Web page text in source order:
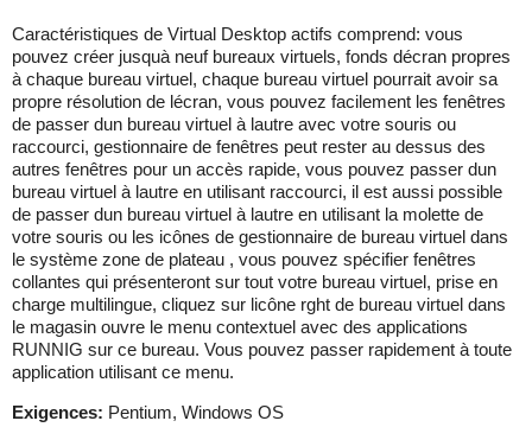
Caractéristiques de Virtual Desktop actifs comprend: vous
pouvez créer jusquà neuf bureaux virtuels, fonds décran propres
à chaque bureau virtuel, chaque bureau virtuel pourrait avoir sa
propre résolution de lécran, vous pouvez facilement les fenêtres
de passer dun bureau virtuel à lautre avec votre souris ou
raccourci, gestionnaire de fenêtres peut rester au dessus des
autres fenêtres pour un accès rapide, vous pouvez passer dun
bureau virtuel à lautre en utilisant raccourci, il est aussi possible
de passer dun bureau virtuel à lautre en utilisant la molette de
votre souris ou les icônes de gestionnaire de bureau virtuel dans
le système zone de plateau , vous pouvez spécifier fenêtres
collantes qui présenteront sur tout votre bureau virtuel, prise en
charge multilingue, cliquez sur licône rght de bureau virtuel dans
le magasin ouvre le menu contextuel avec des applications
RUNNIG sur ce bureau. Vous pouvez passer rapidement à toute
application utilisant ce menu.
Exigences: Pentium, Windows OS